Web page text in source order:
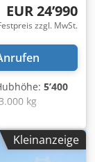
EUR 24’990
zzgl. MwSt.
5’400
kg
(L x B x H):
um
Kleinanzeige